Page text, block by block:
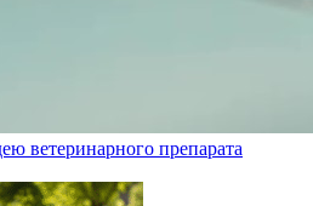
ветеринарного препарата